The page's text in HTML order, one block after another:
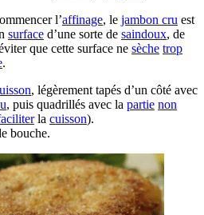
l’affinage, le jambon cru est
surface d’une sorte de saindoux, de
que cette surface ne sèche trop
.
, légèrement tapés d’un côté avec
, puis quadrillés avec la partie non
la cuisson).
bouche.